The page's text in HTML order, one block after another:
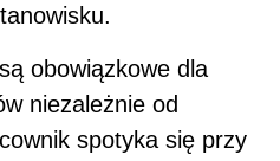
obowiązkowe dla
niezależnie od
spotyka się przy